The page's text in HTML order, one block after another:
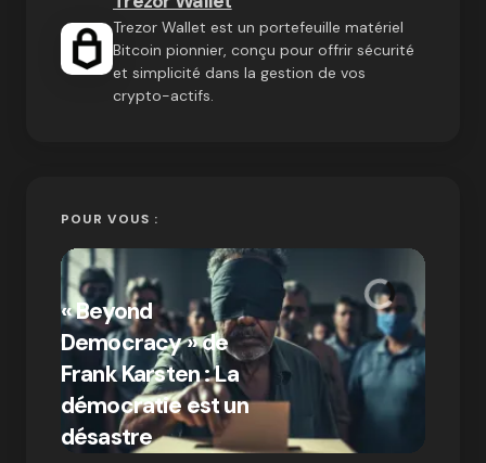
Trezor Wallet est un portefeuille matériel
Bitcoin pionnier, conçu pour offrir sécurité
et simplicité dans la gestion de vos
crypto-actifs.
POUR VOUS :
« Beyond
Democracy » de
Frank Karsten : La
démocratie est un
désastre
par Ines Aissani
on 03/10/2024